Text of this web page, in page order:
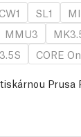
SL1
MMU3
CORE
Prusa